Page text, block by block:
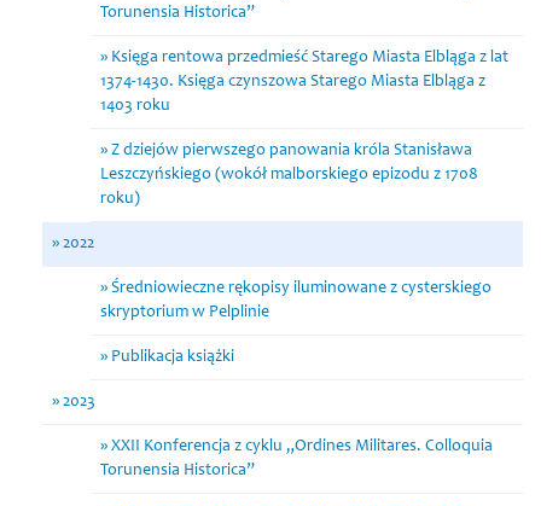
Torunensia Historica”
Księga rentowa przedmieść Starego Miasta Elbląga z lat
1374-1430. Księga czynszowa Starego Miasta Elbląga z
1403 roku
Z dziejów pierwszego panowania króla Stanisława
Leszczyńskiego (wokół malborskiego epizodu z 1708
roku)
2022
Średniowieczne rękopisy iluminowane z cysterskiego
skryptorium w Pelplinie
Publikacja książki
2023
XXII Konferencja z cyklu „Ordines Militares. Colloquia
Torunensia Historica”